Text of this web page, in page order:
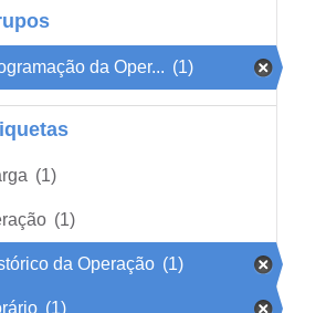
da Oper... (1)
(1)
(1)
da Operação (1)
(1)